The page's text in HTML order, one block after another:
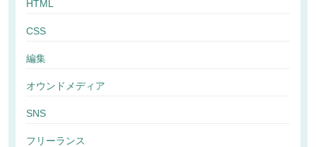
HTML
CSS
編集
オウンドメディア
SNS
フリーランス